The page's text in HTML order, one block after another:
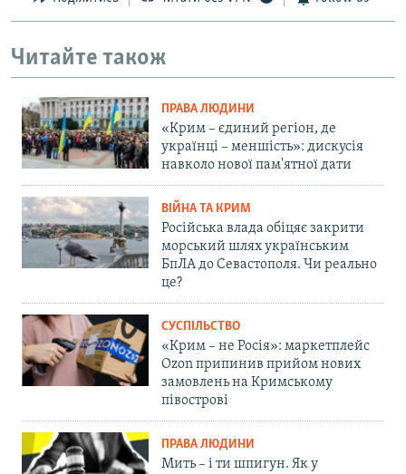
Читайте також
ПРАВА ЛЮДИНИ
«Крим – єдиний регіон, де
українці – меншість»: дискусія
навколо нової пам'ятної дати
ВІЙНА ТА КРИМ
Російська влада обіцяє закрити
морський шлях українським
БпЛА до Севастополя. Чи реально
це?
СУСПІЛЬСТВО
«Крим – не Росія»: маркетплейс
Ozon припинив прийом нових
замовлень на Кримському
півострові
ПРАВА ЛЮДИНИ
Мить – і ти шпигун. Як у